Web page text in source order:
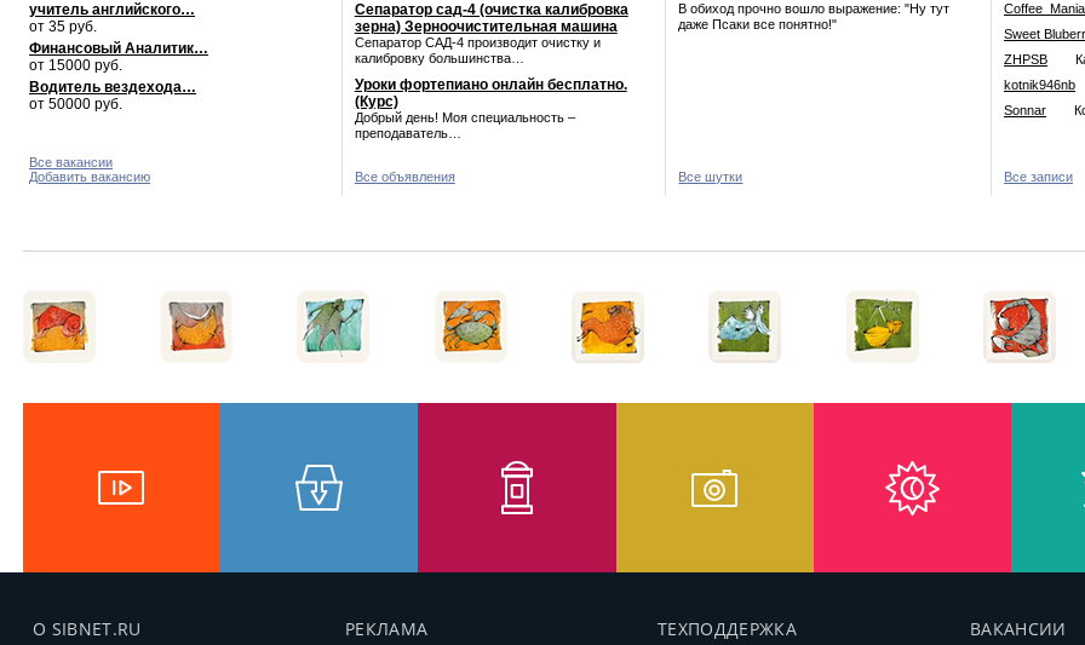
учитель английского…
от 35 руб.
Финансовый Аналитик…
от 15000 руб.
Водитель вездехода…
от 50000 руб.
Все вакансии
Добавить вакансию
Сепаратор сад-4 (очистка калибровка
зерна) Зерноочистительная машина
Сепаратор САД-4 производит очистку и
калибровку большинства…
Уроки фортепиано онлайн бесплатно.
(Курс)
Добрый день! Моя специальность –
преподаватель…
Все объявления
В обиход прочно вошло выражение: "Ну тут
даже Псаки все понятно!"
Все шутки
Sweet
ZHPSB
kotnik946nb
Sonnar
Все записи
О SIBNET.RU РЕКЛАМА ТЕХПОДДЕРЖКА ВАКАНСИИ